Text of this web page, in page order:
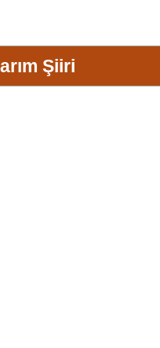
Şiiri